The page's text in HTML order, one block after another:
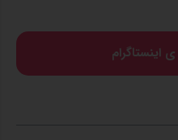
اینستاگرام